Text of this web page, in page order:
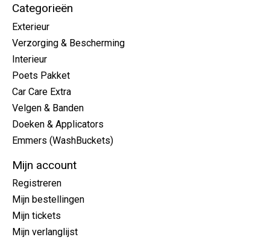
Categorieën
Exterieur
Verzorging & Bescherming
Interieur
Poets Pakket
Car Care Extra
Velgen & Banden
Doeken & Applicators
Emmers (WashBuckets)
Mijn account
Registreren
Mijn bestellingen
Mijn tickets
Mijn verlanglijst